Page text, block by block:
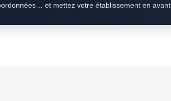
et mettez votre établissement en avant.